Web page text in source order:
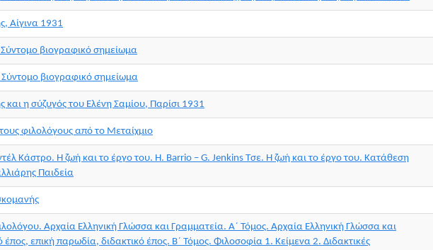
Αίγινα 1931
βιογραφικό σημείωμα
Σύντομο βιογραφικό σημείωμα
και η σύζυγός του Ελένη Σαμίου, Παρίσι 1931
φιλολόγους από το Μεταίχμιο
Κάστρο. Η ζωή και το έργο του. H. Barrio – G. Jenkins Τσε. Η ζωή και το έργο του. Κατάθεση
Παιδεία
Αρχαία Ελληνική Γλώσσα και Γραμματεία. Α΄ Τόμος. Αρχαία Ελληνική Γλώσσα και
επική παρωδία, διδακτικό έπος. Β΄ Τόμος. Φιλοσοφία 1. Κείμενα 2. Διδακτικές